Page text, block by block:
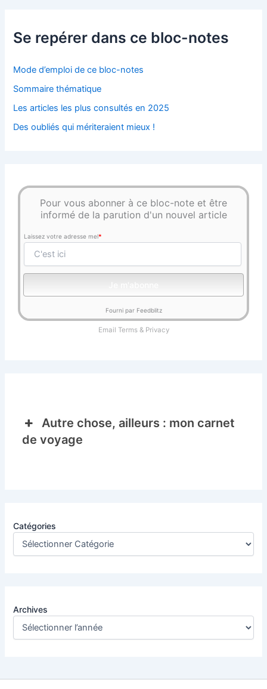
Se repérer dans ce bloc-notes
Mode d’emploi de ce bloc-notes
Sommaire thématique
Les articles les plus consultés en 2025
Des oubliés qui mériteraient mieux !
Pour vous abonner à ce bloc-note et être
informé de la parution d'un nouvel article
Laissez votre adresse mel*
Fourni par Feedblitz
Email Terms& Privacy
Autre chose, ailleurs : mon carnet
de voyage
Catégories
Archives